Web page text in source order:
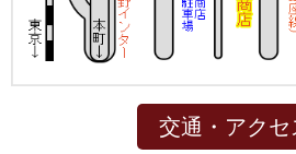
交通・アクセ